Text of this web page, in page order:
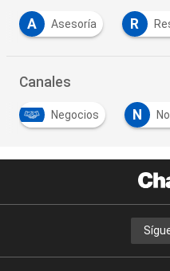
A Asesoría R
Canales
Negocios N